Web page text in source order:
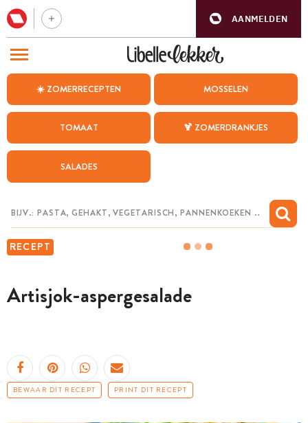
AANMELDEN
☀️ ZOMERRECEPTEN MOSSELEN
TOMAAT 🍹 ZOMERDRANKJES
SALADES
RECEPT
Artisjok-aspergesalade
BEWAAR DIT RECEPT PRINT DIT RECEPT
BEZOEK ONZE ANDERE WEBSITES
WEEKMENU
CHAT MET MAIA
MIJN BEWAARDE RECEPTEN